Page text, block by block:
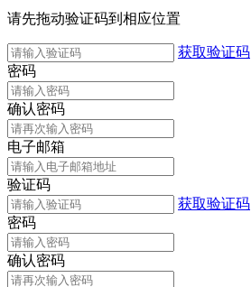
请先拖动验证码到相应位置
获取验证码
密码
确认密码
电子邮箱
验证码
获取验证码
密码
确认密码